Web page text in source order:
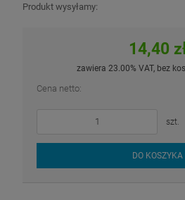
Produkt wysyłamy:
14,40
zawiera 23.00% VAT, bez
Cena netto:
szt.
DO KOSZYKA